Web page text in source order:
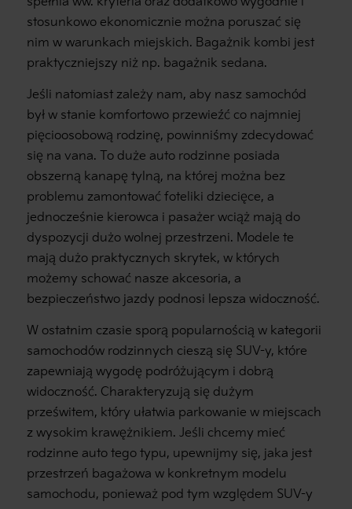
stosunkowo ekonomicznie można poruszać się
nim w warunkach miejskich. Bagażnik kombi jest
praktyczniejszy niż np. bagażnik sedana.
Jeśli natomiast zależy nam, aby nasz samochód
był w stanie komfortowo przewieźć co najmniej
pięcioosobową rodzinę, powinniśmy zdecydować
się na vana. To duże auto rodzinne posiada
obszerną kanapę tylną, na której można bez
problemu zamontować foteliki dziecięce, a
jednocześnie kierowca i pasażer wciąż mają do
dyspozycji dużo wolnej przestrzeni. Modele te
mają dużo praktycznych skrytek, w których
możemy schować nasze akcesoria, a
bezpieczeństwo jazdy podnosi lepsza widoczność.
W ostatnim czasie sporą popularnością w kategorii
samochodów rodzinnych cieszą się SUV-y, które
zapewniają wygodę podróżującym i dobrą
widoczność. Charakteryzują się dużym
prześwitem, który ułatwia parkowanie w miejscach
z wysokim krawężnikiem. Jeśli chcemy mieć
rodzinne auto tego typu, upewnijmy się, jaka jest
przestrzeń bagażowa w konkretnym modelu
samochodu, ponieważ pod tym względem SUV-y